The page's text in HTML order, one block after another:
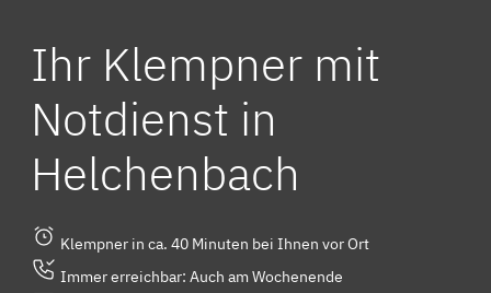
Ihr Klempner mit
Notdienst in
Helchenbach
Klempner in ca. 40 Minuten bei Ihnen vor Ort
Immer erreichbar: Auch am Wochenende